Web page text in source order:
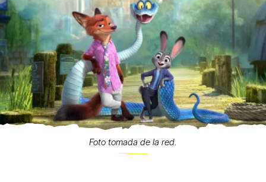
Foto tomada de la red.